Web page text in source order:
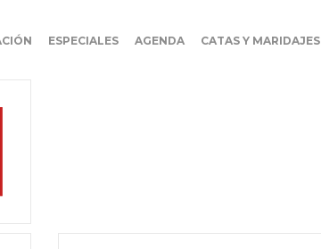
ESPECIALES AGENDA CATAS Y MARIDAJES